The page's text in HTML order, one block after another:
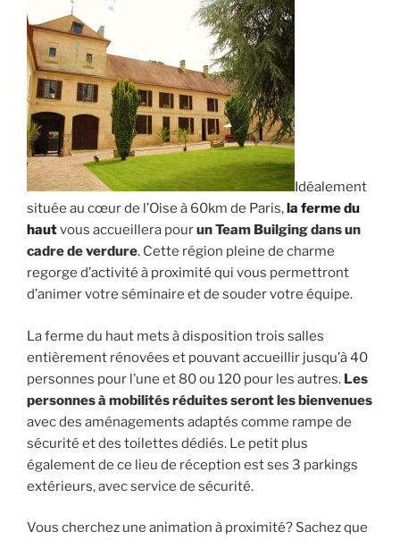
Idéalement
située au cœur de l’Oise à 60km de Paris,la ferme du
hautvous accueillera pourun Team Builging dans un
cadre de verdure. Cette région pleine de charme
regorge d’activité à proximité qui vous permettront
d’animer votre séminaire et de souder votre équipe.
La ferme du haut mets à disposition trois salles
entièrement rénovées et pouvant accueillir jusqu’à 40
personnes pour l’une et 80 ou 120 pour les autres. Les
personnes à mobilités réduites seront les bienvenues
avec des aménagements adaptés comme rampe de
sécurité et des toilettes dédiés. Le petit plus
également de ce lieu de réception est ses 3 parkings
extérieurs, avec service de sécurité.
Vous cherchez une animation à proximité? Sachez que